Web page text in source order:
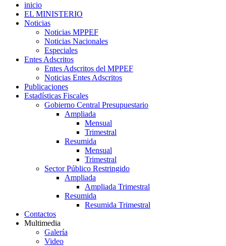
inicio
EL MINISTERIO
Noticias
Noticias MPPEF
Noticias Nacionales
Especiales
Entes Adscritos
Entes Adscritos del MPPEF
Noticias Entes Adscritos
Publicaciones
Estadísticas Fiscales
Gobierno Central Presupuestario
Ampliada
Mensual
Trimestral
Resumida
Mensual
Trimestral
Sector Público Restringido
Ampliada
Ampliada Trimestral
Resumida
Resumida Trimestral
Contactos
Multimedia
Galería
Video